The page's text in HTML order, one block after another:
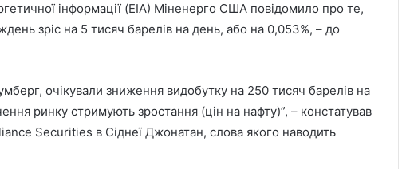
інформації (EIA) Міненерго США повідомило про те,
зріс на 5 тисяч барелів на день, або на 0,053%, – до
очікували зниження видобутку на 250 тисяч барелів на
ринку стримують зростання (цін на нафту)”, – констатував
Securities в Сіднеї Джонатан, слова якого наводить